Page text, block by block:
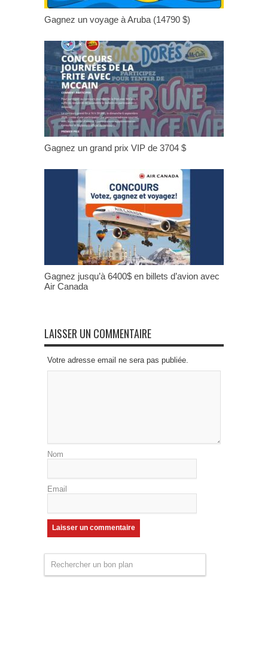
Gagnez un voyage à Aruba (14790 $)
Gagnez un grand prix VIP de 3704 $
Gagnez jusqu’à 6400$ en billets d’avion avec
Air Canada
LAISSER UN COMMENTAIRE
Votre adresse email ne sera pas publiée.
Nom
Email